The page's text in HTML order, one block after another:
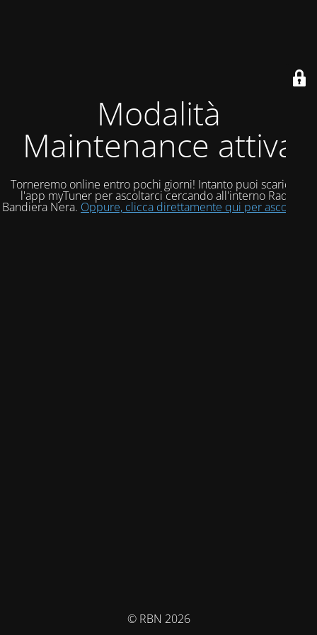
Modalità
Maintenance attiva
Torneremo online entro pochi giorni! Intanto puoi scaricare
l'app myTuner per ascoltarci cercando all'interno Radio
Bandiera Nera. Oppure, clicca direttamente qui per ascoltarci!
© RBN 2026